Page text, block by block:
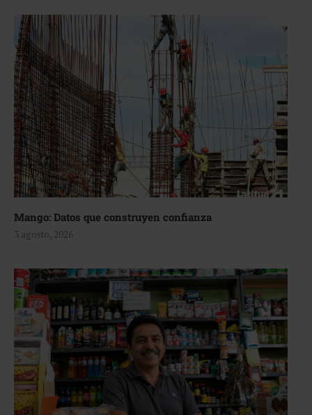
Mango: Datos que construyen confianza
3 agosto, 2026